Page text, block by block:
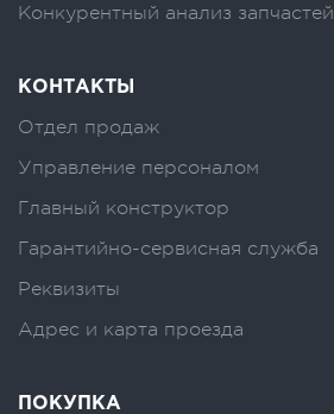
Конкурентный анализ запчастей
КОНТАКТЫ
Отдел продаж
Управление персоналом
Главный конструктор
Гарантийно-сервисная служба
Реквизиты
Адрес и карта проезда
ПОКУПКА